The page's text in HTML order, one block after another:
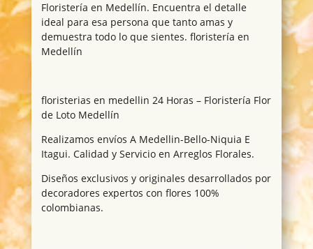
Floristería en Medellín. Encuentra el detalle
ideal para esa persona que tanto amas y
demuestra todo lo que sientes. floristería en
Medellín
floristerias en medellin 24 Horas – Floristería Flor
de Loto Medellín
Realizamos envíos A Medellin-Bello-Niquia E
Itagui. Calidad y Servicio en Arreglos Florales.
Diseños exclusivos y originales desarrollados por
decoradores expertos con flores 100%
colombianas.